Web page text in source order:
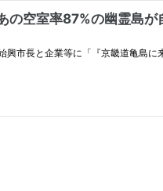
空室率87%の幽霊島が